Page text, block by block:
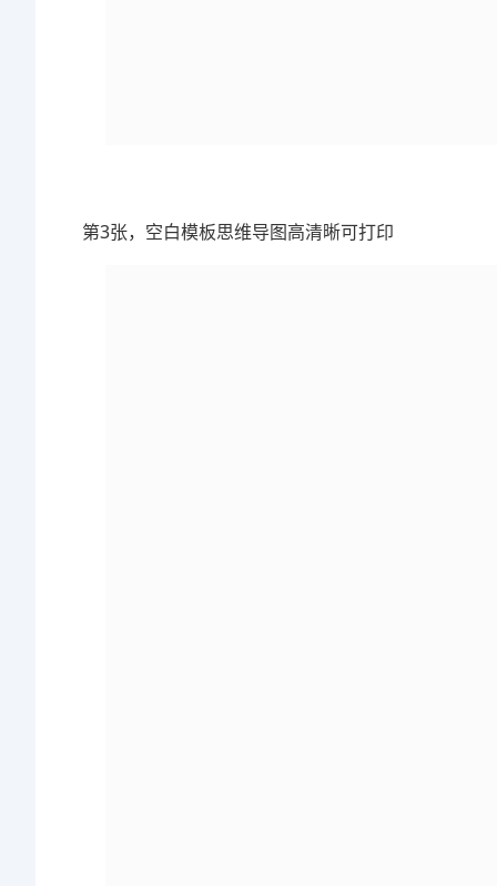
第3张，空白模板思维导图高清晰可打印